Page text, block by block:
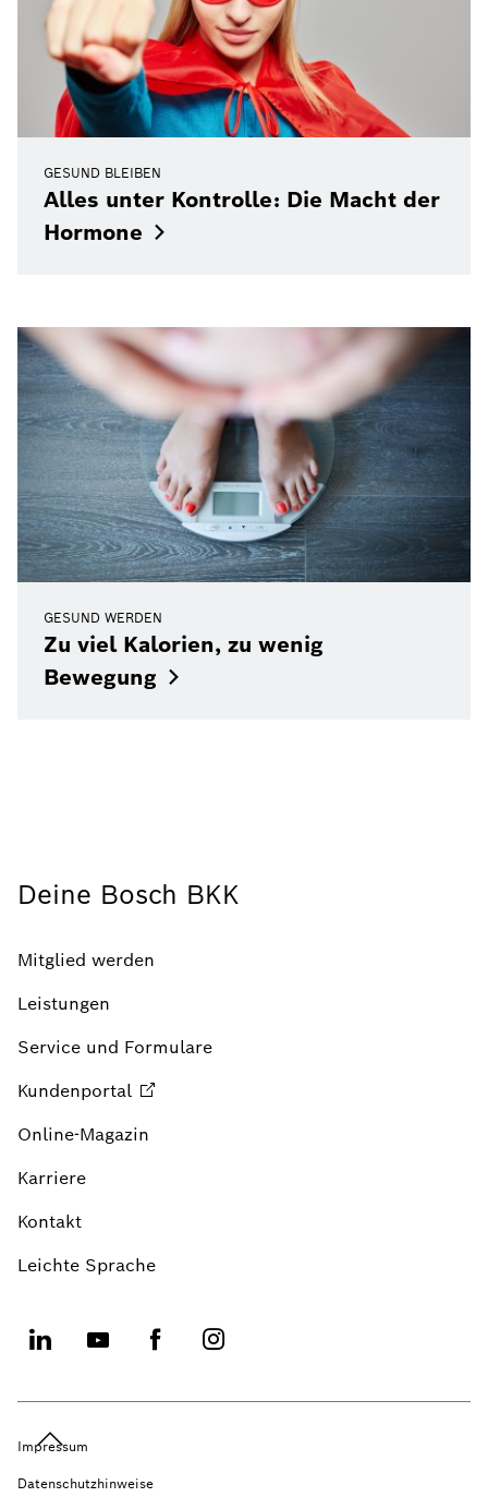
GESUND BLEIBEN
Alles unter Kontrolle: Die Macht der
Hormone
GESUND WERDEN
Zu viel Kalorien, zu wenig
Bewegung
Deine Bosch BKK
Mitglied werden
Leistungen
Service und Formulare
Kundenportal
Online-Magazin
Karriere
Kontakt
Leichte Sprache
Impressum
Datenschutzhinweise